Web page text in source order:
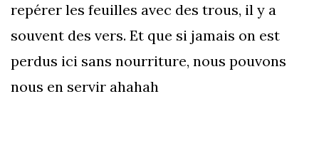
repérer les feuilles avec des trous, il y a
souvent des vers. Et que si jamais on est
perdus ici sans nourriture, nous pouvons
nous en servir ahahah